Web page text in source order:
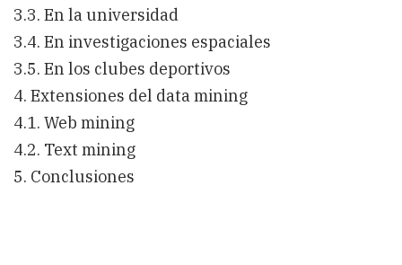
3.3. En la universidad
3.4. En investigaciones espaciales
3.5. En los clubes deportivos
4. Extensiones del data mining
4.1. Web mining
4.2. Text mining
5. Conclusiones